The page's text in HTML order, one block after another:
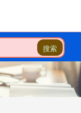
搜索